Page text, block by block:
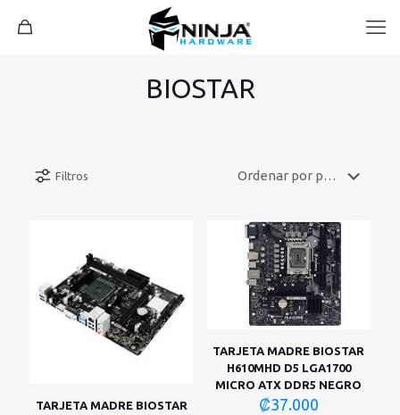
BIOSTAR
Filtros
TARJETA MADRE BIOSTAR
TARJETA MADRE BIOSTAR
H610MHD D5 LGA1700
MICRO ATX DDR5 NEGRO
₡37.000